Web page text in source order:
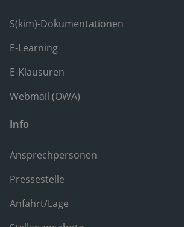
S(kim)-Dokumentationen
E-Learning
E-Klausuren
Webmail (OWA)
Info
Ansprechpersonen
Pressestelle
Anfahrt/Lage